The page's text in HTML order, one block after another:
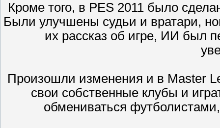
Кроме того, в PES 2011 было
Были улучшены судьи и вратари,
их рассказ об игре, ИИ был
Произошли изменения и в Master
свои собственные клубы и
обмениваться